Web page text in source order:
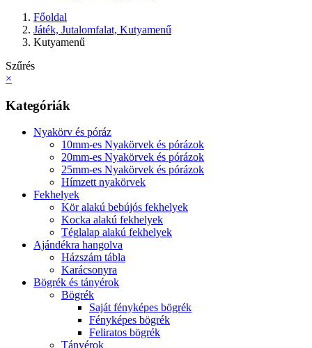
Főoldal
Játék, Jutalomfalat, Kutyamenű
Kutyamenű
Szűrés
×
Kategóriák
Nyakörv és póráz
10mm-es Nyakörvek és pórázok
20mm-es Nyakörvek és pórázok
25mm-es Nyakörvek és pórázok
Hímzett nyakörvek
Fekhelyek
Kör alakú bebújós fekhelyek
Kocka alakú fekhelyek
Téglalap alakú fekhelyek
Ajándékra hangolva
Házszám tábla
Karácsonyra
Bögrék és tányérok
Bögrék
Saját fényképes bögrék
Fényképes bögrék
Feliratos bögrék
Tányérok